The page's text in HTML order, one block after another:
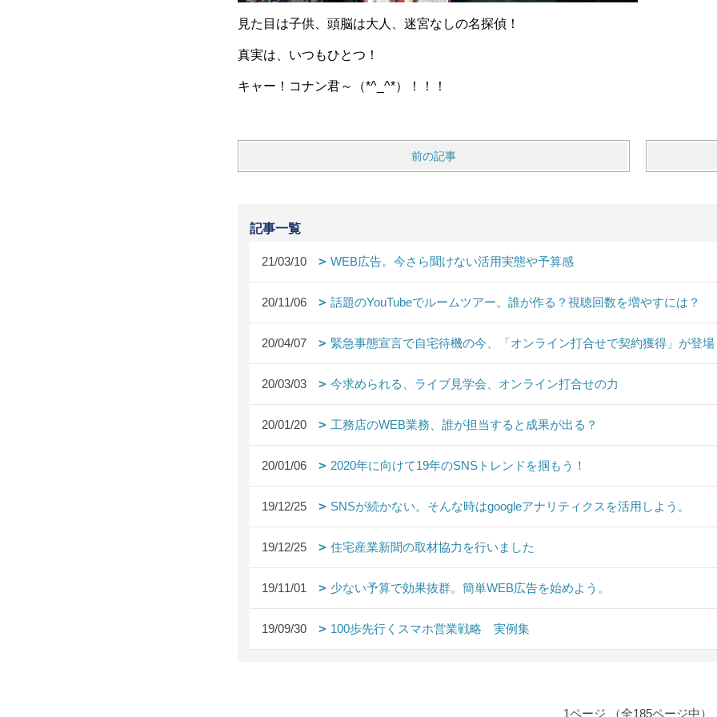
見た目は子供、頭脳は大人、迷宮なしの名探偵！
真実は、いつもひとつ！
キャー！コナン君～（*^_^*）！！！
前の記事
記事一覧
21/03/10 WEB広告。今さら聞けない活用実態や予算感
20/11/06 話題のYouTubeでルームツアー。誰が作る？視聴回数を増やすには？
20/04/07 緊急事態宣言で自宅待機の今、「オンライン打合せで契約獲得」が登
20/03/03 今求められる、ライブ見学会、オンライン打合せの力
20/01/20 工務店のWEB業務、誰が担当すると成果が出る？
20/01/06 2020年に向けて19年のSNSトレンドを掴もう！
19/12/25 SNSが続かない。そんな時はgoogleアナリティクスを活用しよう。
19/12/25 住宅産業新聞の取材協力を行いました
19/11/01 少ない予算で効果抜群。簡単WEB広告を始めよう。
19/09/30 100歩先行くスマホ営業戦略 実例集
1ページ （全185ページ中）